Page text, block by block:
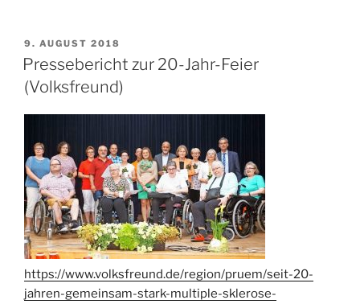
VERÖFFENTLICHT
AM
9. AUGUST 2018
Pressebericht zur 20-Jahr-Feier
(Volksfreund)
https://www.volksfreund.de/region/pruem/seit-20-
jahren-gemeinsam-stark-multiple-sklerose-